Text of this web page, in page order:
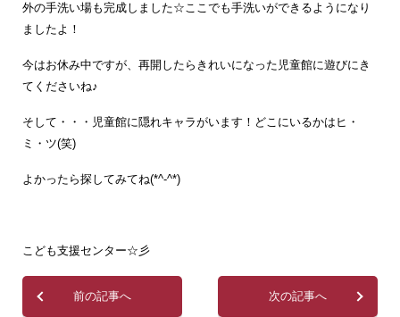
外の手洗い場も完成しました☆ここでも手洗いができるようになり
ましたよ！
今はお休み中ですが、再開したらきれいになった児童館に遊びにき
てくださいね♪
そして・・・児童館に隠れキャラがいます！どこにいるかはヒ・
ミ・ツ(笑)
よかったら探してみてね(*^-^*)
こども支援センター☆彡
前の記事へ 次の記事へ